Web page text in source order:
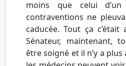
moins que celui
contraventions ne
caducée. Tout ça
Sénateur, maintenant,
être soigné et il n’y a plus